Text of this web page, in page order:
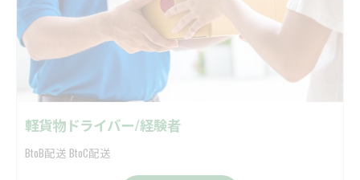
軽貨物ドライバー/経験者
BtoB配送 BtoC配送